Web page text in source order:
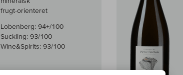
frugt-orienteret
Lobenberg: 94+/100
Suckling: 93/100
Wine&Spirits: 93/100